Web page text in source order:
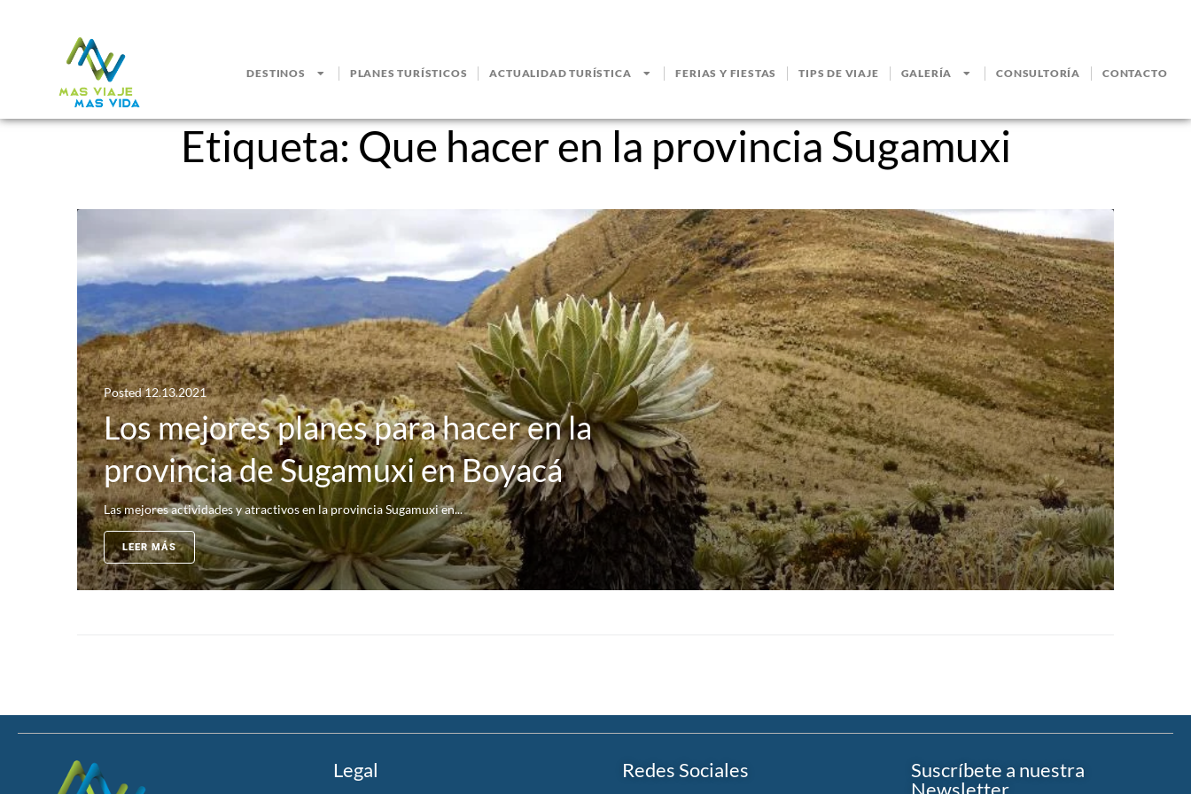
DESTINOS PLANES TURÍSTICOS ACTUALIDAD TURÍSTICA FERIAS Y FIESTAS TIPS DE VIAJE GALERÍA CONSULTORÍA CONTACTO
Etiqueta: Que hacer en la provincia Sugamuxi
Posted12.13.2021
Los mejores planes para hacer en la
provincia de Sugamuxi en Boyacá
Las mejores actividades y atractivos en la provincia Sugamuxi en...
LEER MÁS
Legal Redes Sociales
Suscríbete a nuestra
Newsletter